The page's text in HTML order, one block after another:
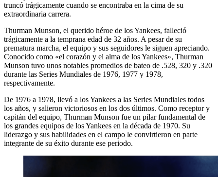
truncó trágicamente cuando se encontraba en la cima de su
extraordinaria carrera.
Thurman Munson, el querido héroe de los Yankees, falleció
trágicamente a la temprana edad de 32 años. A pesar de su
prematura marcha, el equipo y sus seguidores le siguen apreciando.
Conocido como «el corazón y el alma de los Yankees», Thurman
Munson tuvo unos notables promedios de bateo de .528, 320 y .320
durante las Series Mundiales de 1976, 1977 y 1978,
respectivamente.
De 1976 a 1978, llevó a los Yankees a las Series Mundiales todos
los años, y salieron victoriosos en los dos últimos. Como receptor y
capitán del equipo, Thurman Munson fue un pilar fundamental de
los grandes equipos de los Yankees en la década de 1970. Su
liderazgo y sus habilidades en el campo le convirtieron en parte
integrante de su éxito durante ese periodo.